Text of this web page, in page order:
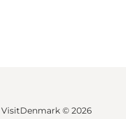
VisitDenmark © 2026